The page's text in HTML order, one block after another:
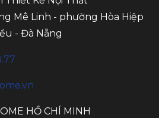
Mê Linh - phường Hòa Hiệp
- Đà Nẵng
HỒ CHÍ MINH